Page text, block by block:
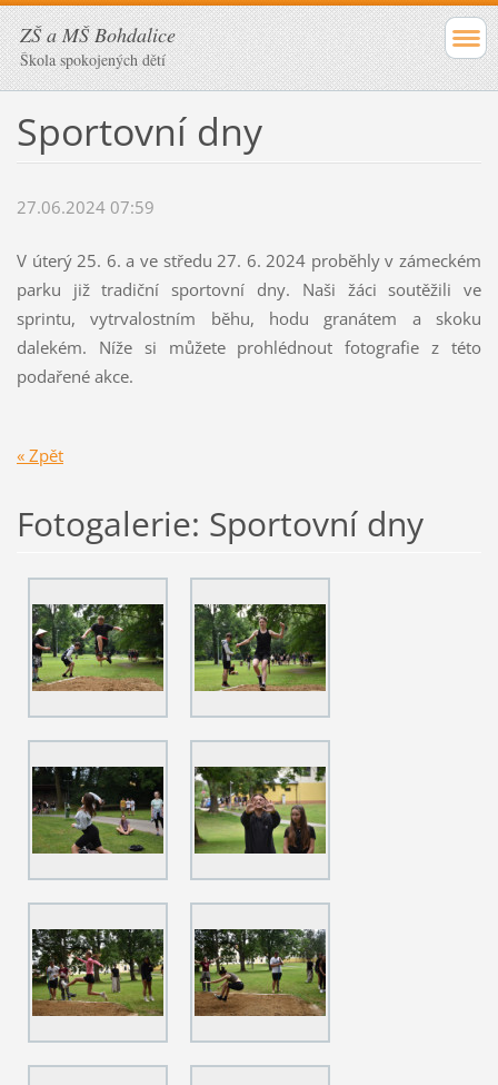
ZŠ a MŠ Bohdalice
Škola spokojených dětí
Sportovní dny
27.06.2024 07:59
V úterý 25. 6. a ve středu 27. 6. 2024 proběhly v zámeckém
parku již tradiční sportovní dny. Naši žáci soutěžili ve
sprintu, vytrvalostním běhu, hodu granátem a skoku
dalekém. Níže si můžete prohlédnout fotografie z této
podařené akce.
« Zpět
Fotogalerie: Sportovní dny